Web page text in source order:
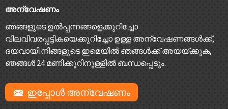
അന്വേഷണം
ഞങ്ങളുടെ ഉൽപ്പന്നങ്ങളെക്കുറിച്ചോ
വിലവിവരപ്പട്ടികയെക്കുറിച്ചോ ഉള്ള അന്വേഷണങ്ങൾക്ക്,
ദയവായി നിങ്ങളുടെ ഇമെയിൽ ഞങ്ങൾക്ക് അയയ്ക്കുക,
ഞങ്ങൾ 24 മണിക്കൂറിനുള്ളിൽ ബന്ധപ്പെടും.
ഇപ്പോൾ അന്വേഷണം